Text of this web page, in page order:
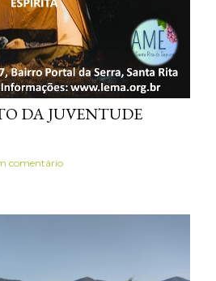
DA JUVENTUDE
comentário